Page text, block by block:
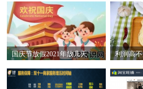
国庆节放假2021年放几天
天
利润高
意？）